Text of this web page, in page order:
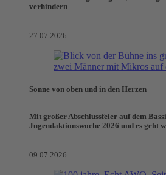
verhindern
27.07.2026
Sonne von oben und in den Herzen
Mit großer Abschlussfeier auf dem
Jugendaktionswoche 2026 und es geht
09.07.2026